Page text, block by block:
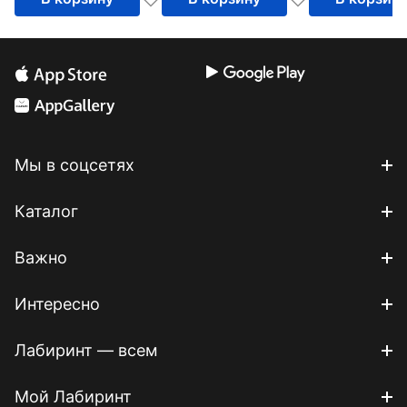
Мы в соцсетях
Каталог
Важно
Интересно
Лабиринт — всем
Мой Лабиринт